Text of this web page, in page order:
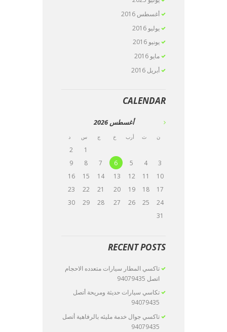
أغسطس2016
يوليو2016
يونيو2016
مايو2016
أبريل2016
CALENDAR
أغسطس 2026
ن ث أرب خ ج س د
1
2
3
4
5
6
7
8
9
10
11
12
13
14
15
16
17
18
19
20
21
22
23
24
25
26
27
28
29
30
31
RECENT POSTS
تاكسي المطار سيارات متعدده الاحجام
اتصل 94079435
تكاسي سيارات حديثة ومريحة أتصل
94079435
تاكسي جوال خدمة مليئه بالرفاهية أتصل
94079435